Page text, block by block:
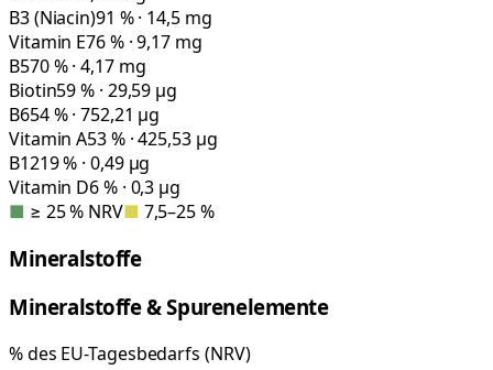
B3 (Niacin)91 % · 14,5 mg
Vitamin E76 % · 9,17 mg
B570 % · 4,17 mg
Biotin59 % · 29,59 µg
B654 % · 752,21 µg
Vitamin A53 % · 425,53 µg
B1219 % · 0,49 µg
Vitamin D6 % · 0,3 µg
■ ≥ 25 % NRV■ 7,5–25 %
Mineralstoffe
Mineralstoffe & Spurenelemente
% des EU-Tagesbedarfs (NRV)